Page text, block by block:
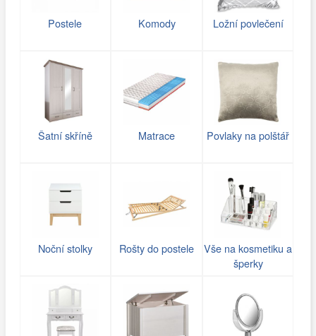
Postele Komody Ložní povlečení
Šatní skříně Matrace Povlaky na polštář
Noční stolky Rošty do postele
Vše na kosmetiku a
šperky